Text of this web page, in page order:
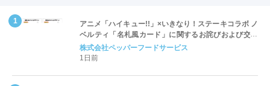
アニメ「ハイキュー!!」×いきなり！ステーキコラボ ノ
ベルティ「名札風カード」に関するお詫びおよび交換
対応についてのご案内
株式会社ペッパーフードサービス
1日前